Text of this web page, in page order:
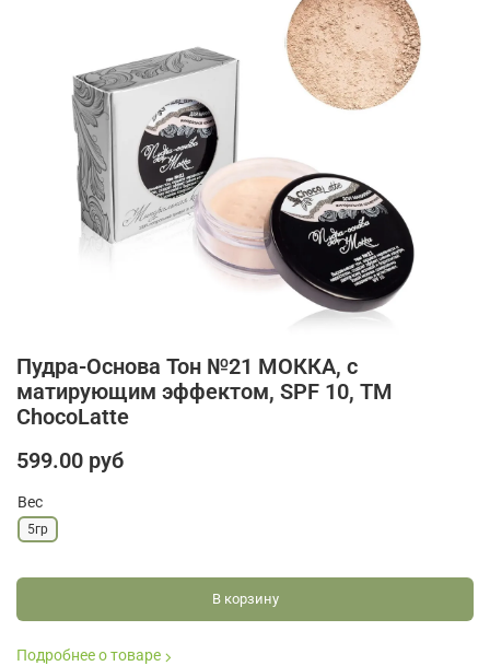
Пудра-Основа Тон №21 МОККА, с
матирующим эффектом, SPF 10, TM
ChocoLatte
599.00 руб
Вес
5гр
В корзину
Подробнее о товаре